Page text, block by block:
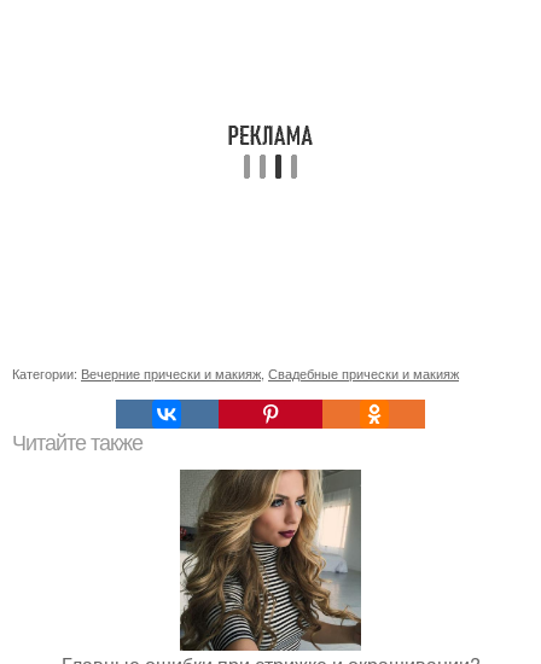
Категории: Вечерние прически и макияж, Свадебные прически и макияж
Читайте также